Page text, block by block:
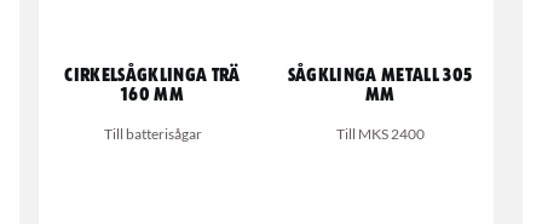
Cirkelsågklinga trä
160 mm
Till batterisågar
Sågklinga metall 305
mm
Till MKS 2400